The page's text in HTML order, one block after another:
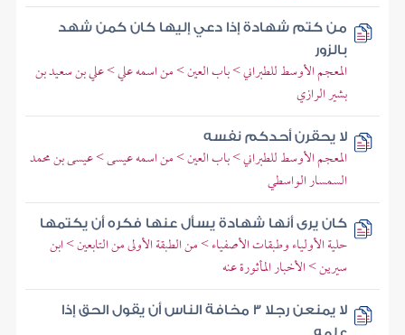
من كتم شهادة إذا دعي إليها كان كمن شهد
بالزور
المعجم الأوسط للطبراني > باب العين > من اسمه علي > علي بن سعيد بن
بشير الرازي
لا يحقرن أحدكم نفسه
المعجم الأوسط للطبراني > باب العين > من اسمه عيسى > عيسى بن محمد
السمسار الواسطي
كان يرى أنها شهادة يسأل عنها فكره أن يكتمها
حلية الأولياء وطبقات الأصفياء > من الطبقة الأولى من التابعين > ابن
سيرين > الأخبار المأثورة عنه
لا يمنعن رجلا 3 مخافة الناس أن يقول الحق إذا